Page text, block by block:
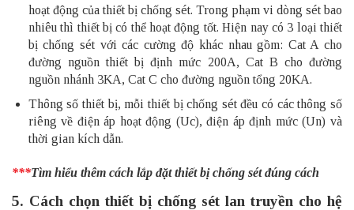
hoạt động của thiết bị chống sét. Trong phạm vi dòng sét bao
nhiêu thì thiết bị có thể hoạt động tốt. Hiện nay có 3 loại thiết
bị chống sét với các cường độ khác nhau gồm: Cat A cho
đường nguồn thiết bị định mức 200A, Cat B cho đường
nguồn nhánh 3KA, Cat C cho đường nguồn tổng 20KA.
Thông số thiết bị, mỗi thiết bị chống sét đều có các thông số
riêng về điện áp hoạt động (Uc), điện áp định mức (Un) và
thời gian kích dẫn.
***Tìm hiểu thêm cách lắp đặt thiết bị chống sét đúng cách
5. Cách chọn thiết bị chống sét lan truyền cho hệ